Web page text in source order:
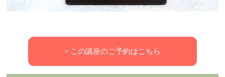
> この講座のご予約はこちら